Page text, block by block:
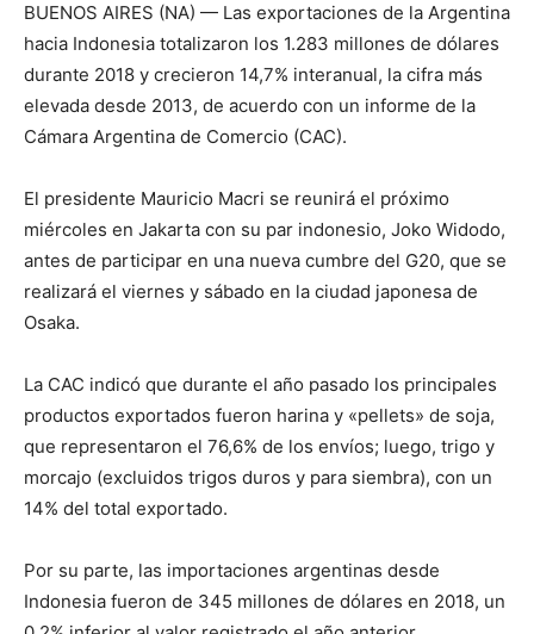
BUENOS AIRES (NA) — Las exportaciones de la Argentina
hacia Indonesia totalizaron los 1.283 millones de dólares
durante 2018 y crecieron 14,7% interanual, la cifra más
elevada desde 2013, de acuerdo con un informe de la
Cámara Argentina de Comercio (CAC).
El presidente Mauricio Macri se reunirá el próximo
miércoles en Jakarta con su par indonesio, Joko Widodo,
antes de participar en una nueva cumbre del G20, que se
realizará el viernes y sábado en la ciudad japonesa de
Osaka.
La CAC indicó que durante el año pasado los principales
productos exportados fueron harina y «pellets» de soja,
que representaron el 76,6% de los envíos; luego, trigo y
morcajo (excluidos trigos duros y para siembra), con un
14% del total exportado.
Por su parte, las importaciones argentinas desde
Indonesia fueron de 345 millones de dólares en 2018, un